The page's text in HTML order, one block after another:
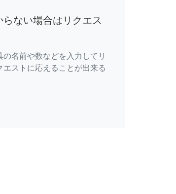
ない場合はリクエス
名前や数などを入力してリ
ストに応えることが出来る